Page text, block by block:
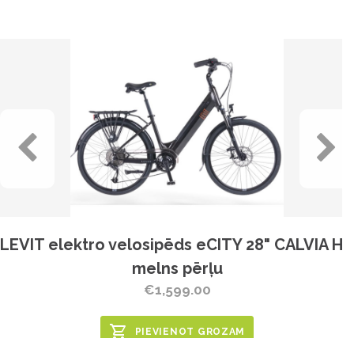
LEVIT elektro velosipēds eCITY 28" CALVIA HD
melns pērļu
€1,599.00
PIEVIENOT GROZAM